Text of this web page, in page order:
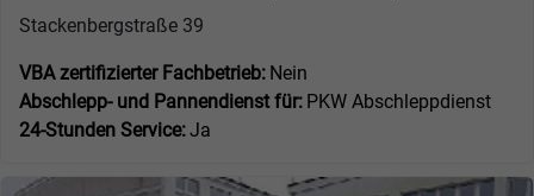
Stackenbergstraße 39
VBA zertifizierter Fachbetrieb: Nein
Abschlepp- und Pannendienst für: PKW Abschleppdienst
24-Stunden Service:Ja